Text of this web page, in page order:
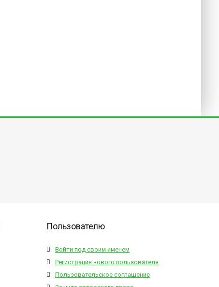
Пользователю
Войти под своим именем
Регистрация нового пользователя
Пользовательское соглашение